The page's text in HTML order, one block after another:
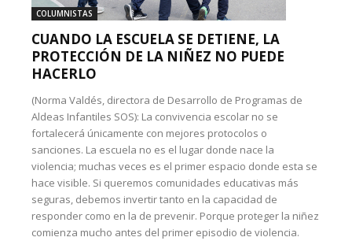
COLUMNISTAS
CUANDO LA ESCUELA SE DETIENE, LA
PROTECCIÓN DE LA NIÑEZ NO PUEDE
HACERLO
(Norma Valdés, directora de Desarrollo de Programas de
Aldeas Infantiles SOS): La convivencia escolar no se
fortalecerá únicamente con mejores protocolos o
sanciones. La escuela no es el lugar donde nace la
violencia; muchas veces es el primer espacio donde esta se
hace visible. Si queremos comunidades educativas más
seguras, debemos invertir tanto en la capacidad de
responder como en la de prevenir. Porque proteger la niñez
comienza mucho antes del primer episodio de violencia.